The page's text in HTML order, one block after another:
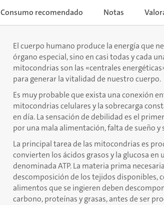
Consumo recomendado Notas
El cuerpo humano produce la energía que
órgano especial, sino en casi todas y cada
mitocondrias son las «centrales
para generar la vitalidad de nuestro cuerpo.
Es muy probable que exista una conexión
mitocondrias celulares y la sobrecarga
en día. La sensación de debilidad es el
por una mala alimentación, falta de sueño y
La principal tarea de las mitocondrias es
convierten los ácidos grasos y la glucosa
denominada ATP. La materia prima
descomposición de los tejidos disponibles,
alimentos que se ingieren deben
carbono, proteínas y grasas, antes de ser